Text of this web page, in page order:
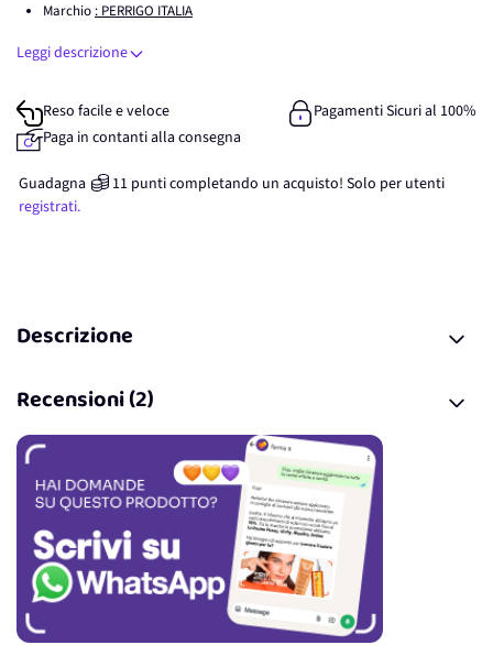
Marchio : PERRIGO ITALIA
Leggi descrizione
Reso facile e veloce
Pagamenti Sicuri al 100%
Paga in contanti alla consegna
Guadagna 11 punticompletando un acquisto! Solo per utenti
registrati.
Descrizione
Recensioni (2)